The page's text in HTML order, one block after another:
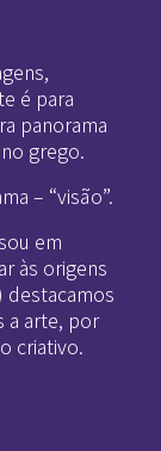
é para
panorama
grego.
– “visão”.
em
às origens
destacamos
a arte, por
criativo.